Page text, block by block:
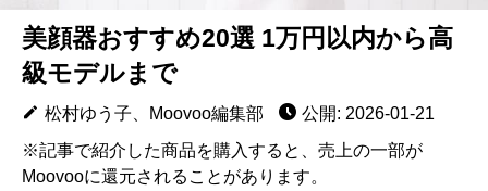
美顔器おすすめ20選 1万円以内から高
級モデルまで
松村ゆう子、Moovoo編集部
公開: 2026-01-21
※記事で紹介した商品を購入すると、売上の一部が
Moovooに還元されることがあります。